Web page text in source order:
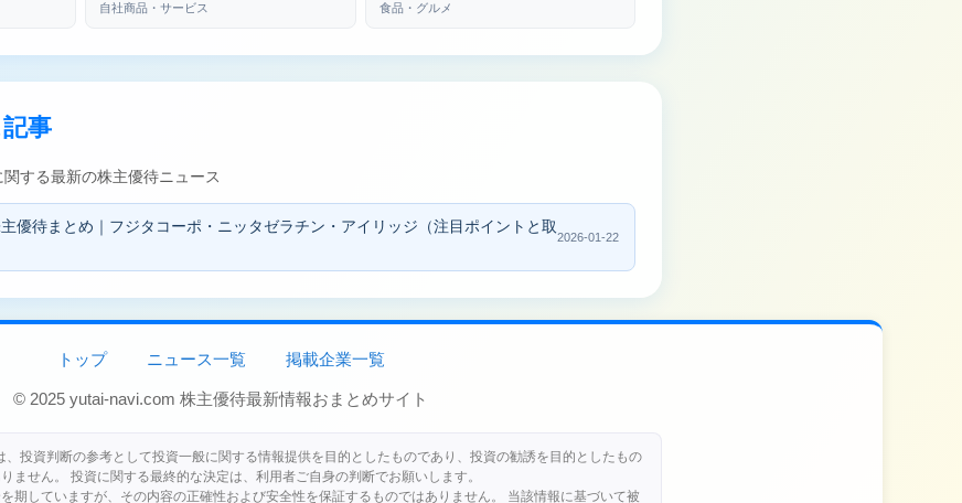
自社商品・サービス 食品・グルメ
事
する最新の株主優待ニュース
優待まとめ｜フジタコーポ・ニッタゼラチン・アイリッジ（注目ポイントと取
2026-01-22
トップ ニュース一覧 掲載企業一覧
© 2025 yutai-navi.com 株主優待最新情報おまとめサイト
投資判断の参考として投資一般に関する情報提供を目的としたものであり、投資の勧誘を目的としたもの
ません。 投資に関する最終的な決定は、利用者ご自身の判断でお願いします。
期していますが、その内容の正確性および安全性を保証するものではありません。 当該情報に基づいて被